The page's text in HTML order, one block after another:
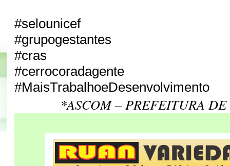
#selounicef
#grupogestantes
#cras
#cerrocoradagente
#MaisTrabalhoeDesenvolvimento
*ASCOM – PREFEITURA DE